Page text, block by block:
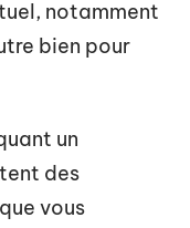
notamment
bien pour
un
des
vous